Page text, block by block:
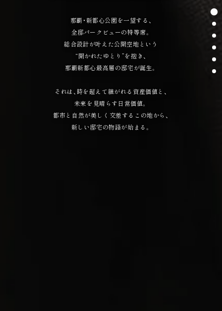
那覇・新都心公園を一望する、
全邸パークビューの特等席。
総合設計が叶えた公開空地という
“開かれたゆとり”を抱き、
那覇新都心最高層の邸宅が誕生。
それは、時を超えて継がれる資産価値と、
未来を見晴らす日常価値。
都市と自然が美しく交差するこの地から、
新しい邸宅の物語が始まる。